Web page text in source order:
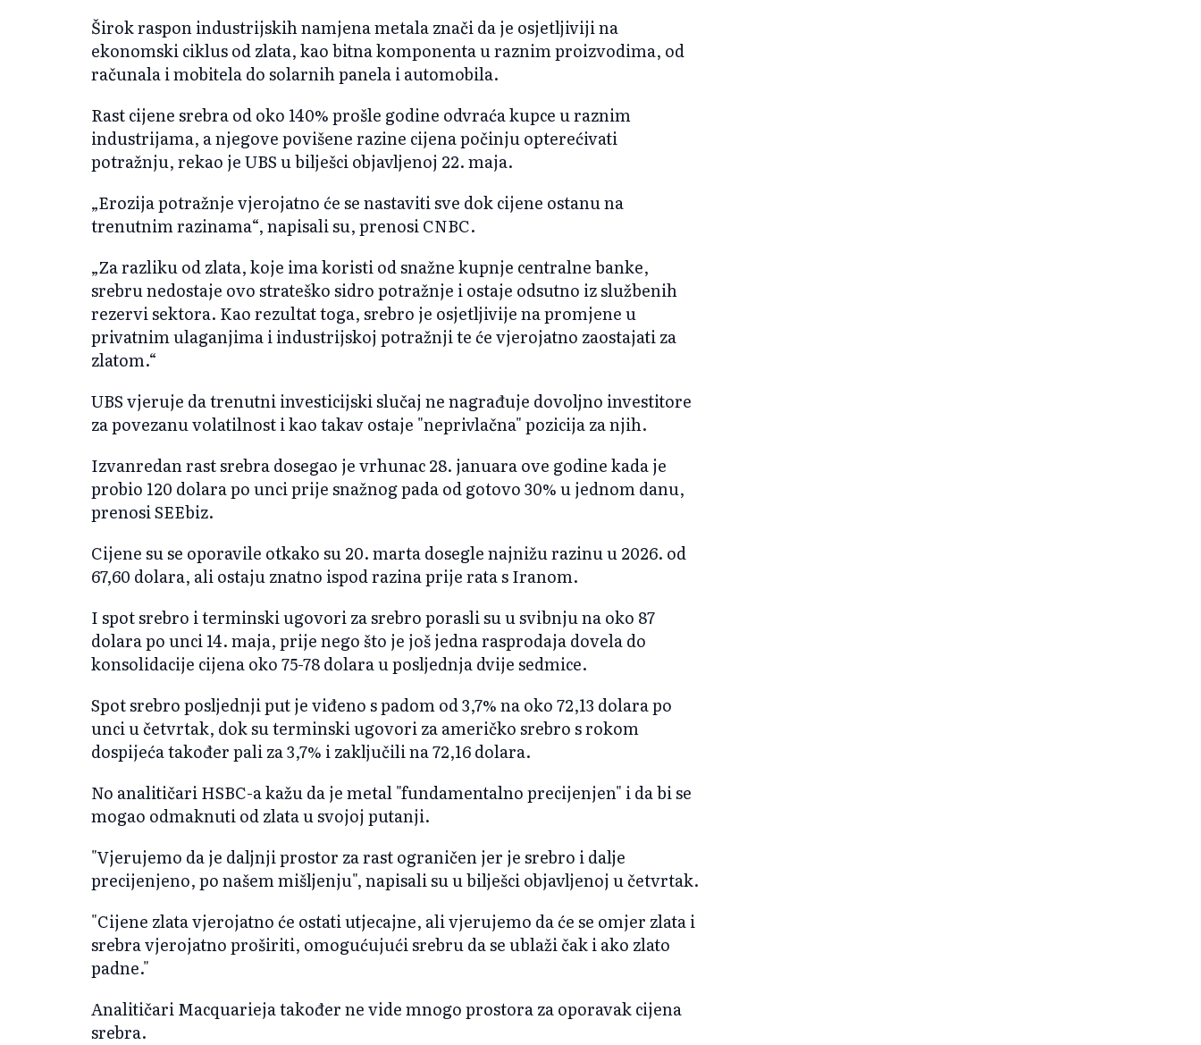
Širok raspon industrijskih namjena metala znači da je osjetljiviji na
ekonomski ciklus od zlata, kao bitna komponenta u raznim proizvodima, od
računala i mobitela do solarnih panela i automobila.
Rast cijene srebra od oko 140% prošle godine odvraća kupce u raznim
industrijama, a njegove povišene razine cijena počinju opterećivati
potražnju, rekao je UBS u bilješci objavljenoj 22. maja.
„Erozija potražnje vjerojatno će se nastaviti sve dok cijene ostanu na
trenutnim razinama“, napisali su, prenosi CNBC.
„Za razliku od zlata, koje ima koristi od snažne kupnje centralne banke,
srebru nedostaje ovo strateško sidro potražnje i ostaje odsutno iz službenih
rezervi sektora. Kao rezultat toga, srebro je osjetljivije na promjene u
privatnim ulaganjima i industrijskoj potražnji te će vjerojatno zaostajati za
zlatom.“
UBS vjeruje da trenutni investicijski slučaj ne nagrađuje dovoljno investitore
za povezanu volatilnost i kao takav ostaje "neprivlačna" pozicija za njih.
Izvanredan rast srebra dosegao je vrhunac 28. januara ove godine kada je
probio 120 dolara po unci prije snažnog pada od gotovo 30% u jednom danu,
prenosi SEEbiz.
Cijene su se oporavile otkako su 20. marta dosegle najnižu razinu u 2026. od
67,60 dolara, ali ostaju znatno ispod razina prije rata s Iranom.
I spot srebro i terminski ugovori za srebro porasli su u svibnju na oko 87
dolara po unci 14. maja, prije nego što je još jedna rasprodaja dovela do
konsolidacije cijena oko 75-78 dolara u posljednja dvije sedmice.
Spot srebro posljednji put je viđeno s padom od 3,7% na oko 72,13 dolara po
unci u četvrtak, dok su terminski ugovori za američko srebro s rokom
dospijeća također pali za 3,7% i zaključili na 72,16 dolara.
No analitičari HSBC-a kažu da je metal "fundamentalno precijenjen" i da bi se
mogao odmaknuti od zlata u svojoj putanji.
"Vjerujemo da je daljnji prostor za rast ograničen jer je srebro i dalje
precijenjeno, po našem mišljenju", napisali su u bilješci objavljenoj u četvrtak.
"Cijene zlata vjerojatno će ostati utjecajne, ali vjerujemo da će se omjer zlata i
srebra vjerojatno proširiti, omogućujući srebru da se ublaži čak i ako zlato
padne."
Analitičari Macquarieja također ne vide mnogo prostora za oporavak cijena
srebra.